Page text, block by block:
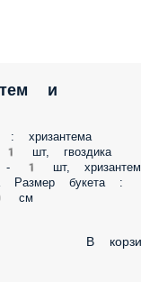
и
хризантема
шт, гвоздика
- 1 шт,
Размер букета :
см
В